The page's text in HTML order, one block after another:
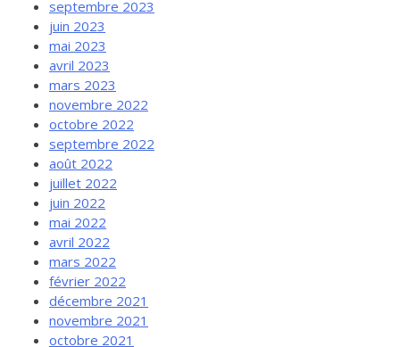
septembre 2023
juin 2023
mai 2023
avril 2023
mars 2023
novembre 2022
octobre 2022
septembre 2022
août 2022
juillet 2022
juin 2022
mai 2022
avril 2022
mars 2022
février 2022
décembre 2021
novembre 2021
octobre 2021